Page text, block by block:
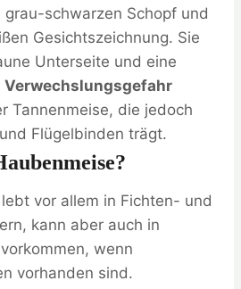
schwarzen Schopf und
Gesichtszeichnung. Sie
Unterseite und eine
Verwechslungsgefahr
Tannenmeise, die jedoch
Flügelbinden trägt.
vor allem in Fichten- und
kann aber auch in
wenn
vorhanden sind.